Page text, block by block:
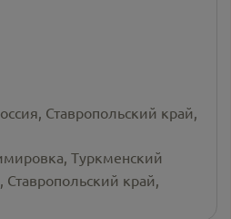
Ставропольский край,
Туркменский
край,